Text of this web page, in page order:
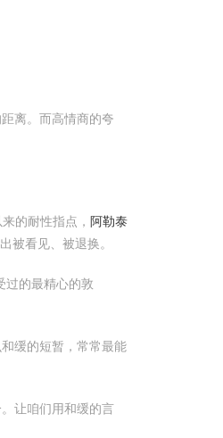
离。而高情商的夸
的耐性指点， 阿勒泰
被看见、被退换。
过的最精心的敦
缓的短暂，常常最能
让咱们用和缓的言